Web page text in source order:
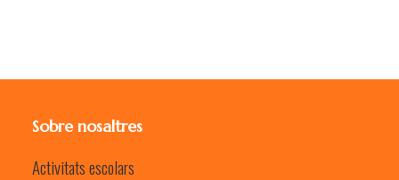
Sobre nosaltres
Activitats escolars